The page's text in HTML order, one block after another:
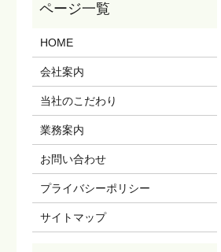
HOME
会社案内
当社のこだわり
業務案内
お問い合わせ
プライバシーポリシー
サイトマップ